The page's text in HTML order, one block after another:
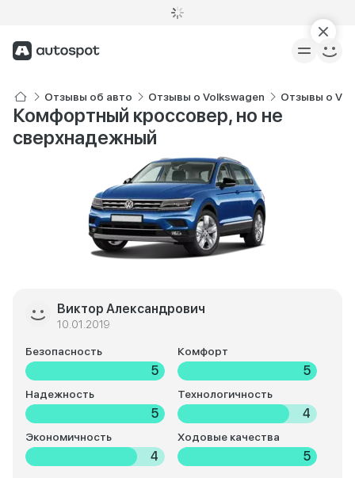
Отзывы об авто Отзывы о Volkswagen Отзывы о
Комфортный кроссовер, но не
сверхнадежный
Виктор Александрович
10.01.2019
Безопасность
5
Комфорт
5
Надежность
5
Технологичность
4
Экономичность
4
Ходовые качества
5